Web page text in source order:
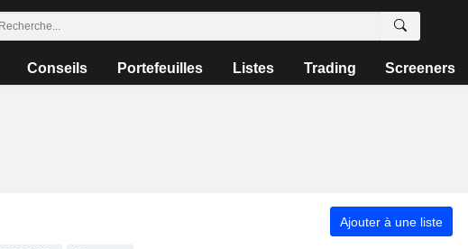
Conseils Portefeuilles Listes Trading Screeners
Ajouter à une liste